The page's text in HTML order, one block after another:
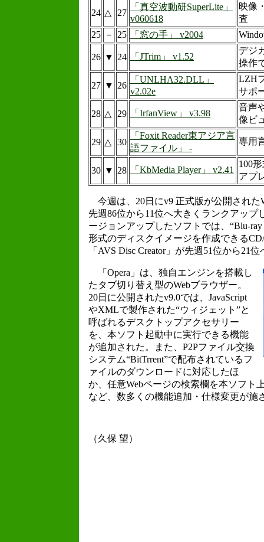
24 △ 27
「真空波動研SuperLite」
v060618
映像
査
25 － 25 「窓の手」 v2004
26 ▼ 24 「JTrim」 v1.52
デジ
操作
27 ▼ 26
「UNLHA32.DLL」
v2.02e
LZH
サポ
28 △ 29 「IrfanView」 v3.98
音声
像ビ
29 △ 30
「Foxit Reader東アジア言
語ファイル」 -
専用
30 ▼ 28 「KbMedia Player」 v2.41
100
アプ
今週は、20日にv9 正式版が公開された
先週86位から11位へ大きくランクアップ
ージョンアップしたソフトでは、“Blu-
形式のディスクイメージを作成できる
「AVS Disc Creator」が先週51位から21
「Opera」は、独自エンジンを搭載し
たタブ切り替え型のWebブラウザー。
20日に公開されたv9.0では、JavaScript
やXMLで製作された“ウィジェット”と
呼ばれるデスクトップアクセサリー
を、本ソフト起動中に実行できる機能
が追加された。また、P2Pファイル交換
システム“BitTrrent”で配布されているフ
ァイルのダウンロードに対応したほ
か、任意Webページの検索欄を本ソフト
など、数多くの機能追加・仕様変更が施
（久保 望）